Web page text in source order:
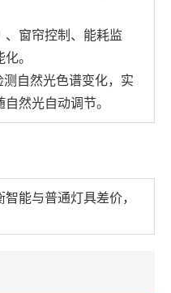
、窗帘控制、能耗监
。
自然光色谱变化，实
然光自动调节。
能与普通灯具差价，